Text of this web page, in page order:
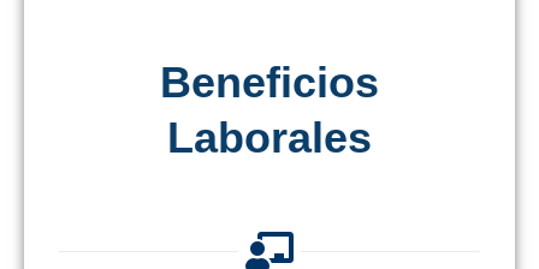
Beneficios
Laborales